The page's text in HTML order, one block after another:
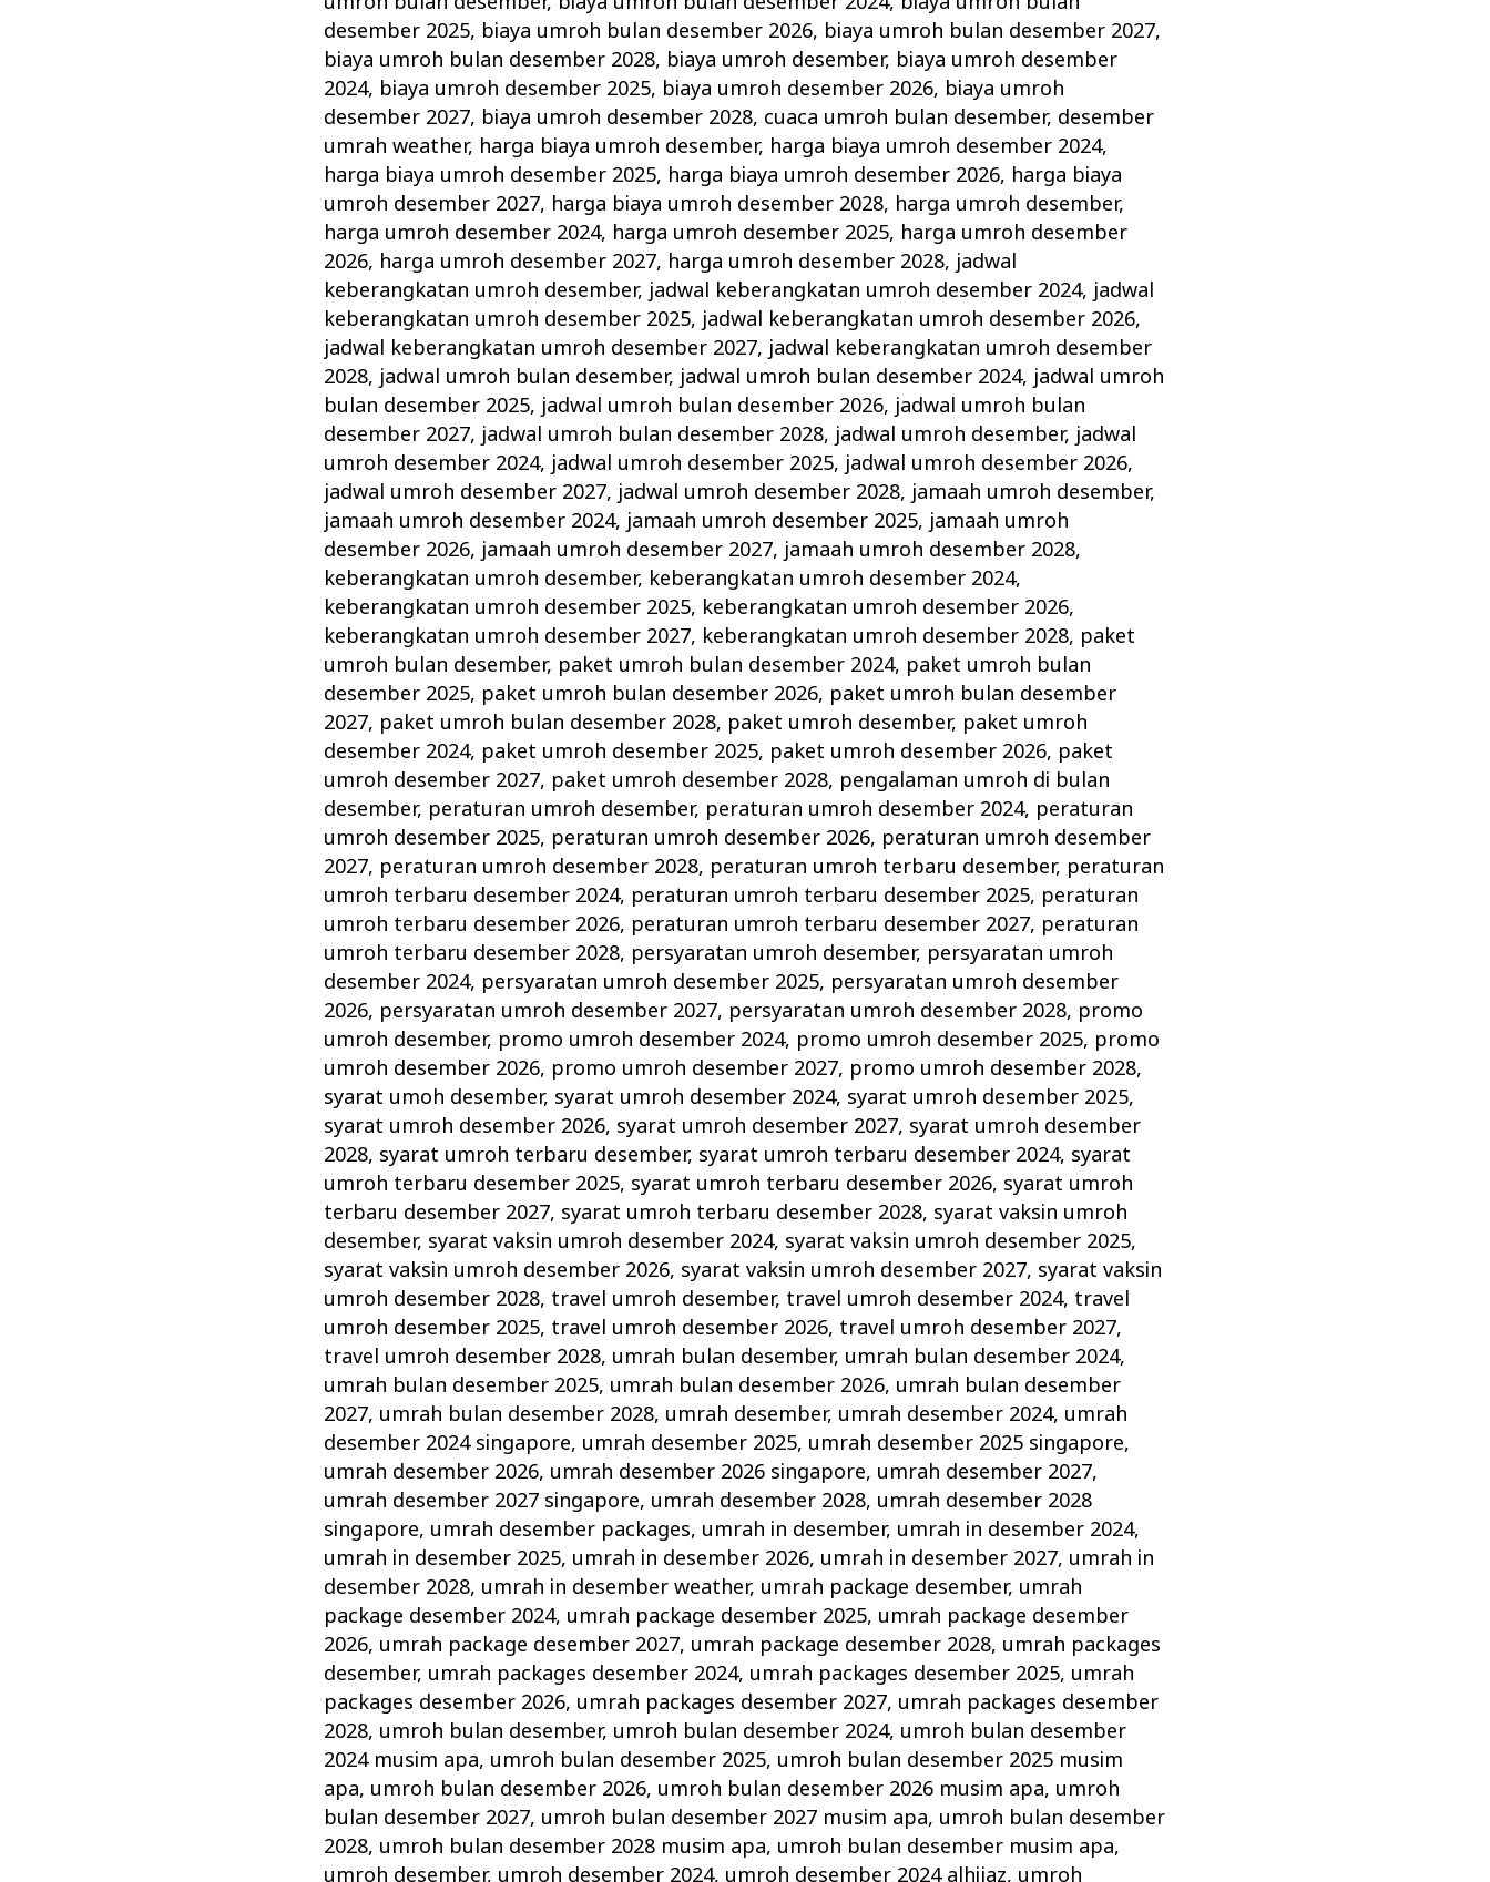
desember 2025, biaya umroh bulan desember 2026, biaya umroh bulan desember 2027,
biaya umroh bulan desember 2028, biaya umroh desember, biaya umroh desember
2024, biaya umroh desember 2025, biaya umroh desember 2026, biaya umroh
desember 2027, biaya umroh desember 2028, cuaca umroh bulan desember, desember
umrah weather, harga biaya umroh desember, harga biaya umroh desember 2024,
harga biaya umroh desember 2025, harga biaya umroh desember 2026, harga biaya
umroh desember 2027, harga biaya umroh desember 2028, harga umroh desember,
harga umroh desember 2024, harga umroh desember 2025, harga umroh desember
2026, harga umroh desember 2027, harga umroh desember 2028, jadwal
keberangkatan umroh desember, jadwal keberangkatan umroh desember 2024, jadwal
keberangkatan umroh desember 2025, jadwal keberangkatan umroh desember 2026,
jadwal keberangkatan umroh desember 2027, jadwal keberangkatan umroh desember
2028, jadwal umroh bulan desember, jadwal umroh bulan desember 2024, jadwal umroh
bulan desember 2025, jadwal umroh bulan desember 2026, jadwal umroh bulan
desember 2027, jadwal umroh bulan desember 2028, jadwal umroh desember, jadwal
umroh desember 2024, jadwal umroh desember 2025, jadwal umroh desember 2026,
jadwal umroh desember 2027, jadwal umroh desember 2028, jamaah umroh desember,
jamaah umroh desember 2024, jamaah umroh desember 2025, jamaah umroh
desember 2026, jamaah umroh desember 2027, jamaah umroh desember 2028,
keberangkatan umroh desember, keberangkatan umroh desember 2024,
keberangkatan umroh desember 2025, keberangkatan umroh desember 2026,
keberangkatan umroh desember 2027, keberangkatan umroh desember 2028, paket
umroh bulan desember, paket umroh bulan desember 2024, paket umroh bulan
desember 2025, paket umroh bulan desember 2026, paket umroh bulan desember
2027, paket umroh bulan desember 2028, paket umroh desember, paket umroh
desember 2024, paket umroh desember 2025, paket umroh desember 2026, paket
umroh desember 2027, paket umroh desember 2028, pengalaman umroh di bulan
desember, peraturan umroh desember, peraturan umroh desember 2024, peraturan
umroh desember 2025, peraturan umroh desember 2026, peraturan umroh desember
2027, peraturan umroh desember 2028, peraturan umroh terbaru desember, peraturan
umroh terbaru desember 2024, peraturan umroh terbaru desember 2025, peraturan
umroh terbaru desember 2026, peraturan umroh terbaru desember 2027, peraturan
umroh terbaru desember 2028, persyaratan umroh desember, persyaratan umroh
desember 2024, persyaratan umroh desember 2025, persyaratan umroh desember
2026, persyaratan umroh desember 2027, persyaratan umroh desember 2028, promo
umroh desember, promo umroh desember 2024, promo umroh desember 2025, promo
umroh desember 2026, promo umroh desember 2027, promo umroh desember 2028,
syarat umoh desember, syarat umroh desember 2024, syarat umroh desember 2025,
syarat umroh desember 2026, syarat umroh desember 2027, syarat umroh desember
2028, syarat umroh terbaru desember, syarat umroh terbaru desember 2024, syarat
umroh terbaru desember 2025, syarat umroh terbaru desember 2026, syarat umroh
terbaru desember 2027, syarat umroh terbaru desember 2028, syarat vaksin umroh
desember, syarat vaksin umroh desember 2024, syarat vaksin umroh desember 2025,
syarat vaksin umroh desember 2026, syarat vaksin umroh desember 2027, syarat vaksin
umroh desember 2028, travel umroh desember, travel umroh desember 2024, travel
umroh desember 2025, travel umroh desember 2026, travel umroh desember 2027,
travel umroh desember 2028, umrah bulan desember, umrah bulan desember 2024,
umrah bulan desember 2025, umrah bulan desember 2026, umrah bulan desember
2027, umrah bulan desember 2028, umrah desember, umrah desember 2024, umrah
desember 2024 singapore, umrah desember 2025, umrah desember 2025 singapore,
umrah desember 2026, umrah desember 2026 singapore, umrah desember 2027,
umrah desember 2027 singapore, umrah desember 2028, umrah desember 2028
singapore, umrah desember packages, umrah in desember, umrah in desember 2024,
umrah in desember 2025, umrah in desember 2026, umrah in desember 2027, umrah in
desember 2028, umrah in desember weather, umrah package desember, umrah
package desember 2024, umrah package desember 2025, umrah package desember
2026, umrah package desember 2027, umrah package desember 2028, umrah packages
desember, umrah packages desember 2024, umrah packages desember 2025, umrah
packages desember 2026, umrah packages desember 2027, umrah packages desember
2028, umroh bulan desember, umroh bulan desember 2024, umroh bulan desember
2024 musim apa, umroh bulan desember 2025, umroh bulan desember 2025 musim
apa, umroh bulan desember 2026, umroh bulan desember 2026 musim apa, umroh
bulan desember 2027, umroh bulan desember 2027 musim apa, umroh bulan desember
2028, umroh bulan desember 2028 musim apa, umroh bulan desember musim apa,